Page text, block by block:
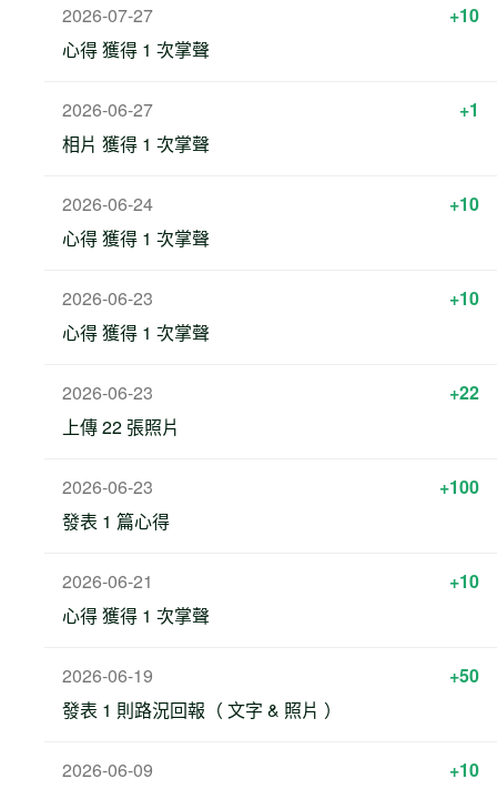
2026-07-27
+10
心得 獲得 1 次掌聲
2026-06-27
+1
相片 獲得 1 次掌聲
2026-06-24
+10
心得 獲得 1 次掌聲
2026-06-23
+10
心得 獲得 1 次掌聲
2026-06-23
+22
上傳 22 張照片
2026-06-23
+100
發表 1 篇心得
2026-06-21
+10
心得 獲得 1 次掌聲
2026-06-19
+50
發表 1 則路況回報（ 文字 & 照片 ）
2026-06-09
+10